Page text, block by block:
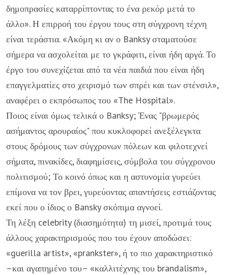
δημοπρασίες καταρρίπτοντας το ένα ρεκόρ μετά το
άλλο». Η επιρροή του έργου τους στη σύγχρονη τέχνη
είναι τεράστια. «Ακόμη κι αν ο Banksy σταματούσε
σήμερα να ασχολείται με το γκράφιτι, είναι ήδη αργά. Το
έργο του συνεχίζεται από τα νέα παιδιά που είναι ήδη
επαγγελματίες στο χειρισμό των σπρέι και των στένσιλ»,
αναφέρει ο εκπρόσωπος του «The Hospital».
Ποιος είναι όμως τελικά ο Banksy; Ένας "βρωμερός
ασήμαντος αρουραίος" που κυκλοφορεί ανεξέλεγκτα
στους δρόμους των σύγχρονων πόλεων και φιλοτεχνεί
σήματα, πινακίδες, διαφημίσεις, σύμβολα του σύγχρονου
πολιτισμού; Το κοινό όπως και η αστυνομία γυρεύει
επίμονα να τον βρει, γυρεύοντας απαντήσεις εστιάζοντας
εκεί που ο ίδιος ο Bansky σκόπιμα αγνοεί.
Τη λέξη celebrity (διασημότητα) τη μισεί, προτιμά τους
άλλους χαρακτηρισμούς που του έχουν αποδώσει:
«guerilla artist», «prankster», ή το πιο χαρακτηριστικό
–και αγαπημένο του– «καλλιτέχνης του brandalism»,